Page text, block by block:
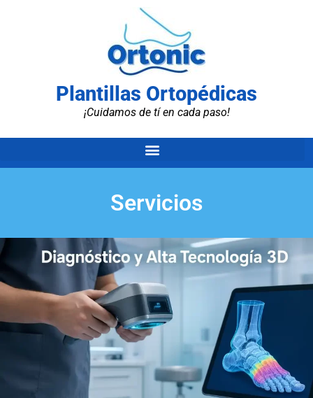
Plantillas Ortopédicas
¡Cuidamos de tí en cada paso!
Servicios